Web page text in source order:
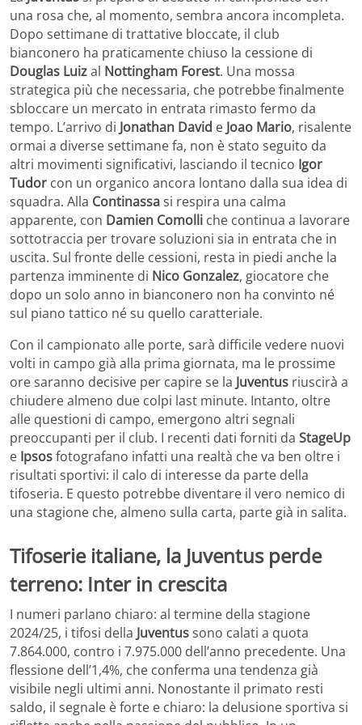
una rosa che, al momento, sembra ancora incompleta.
Dopo settimane di trattative bloccate, il club
bianconero ha praticamente chiuso la cessione di
Douglas Luizal Nottingham Forest. Una mossa
strategica più che necessaria, che potrebbe finalmente
sbloccare un mercato in entrata rimasto fermo da
tempo. L’arrivo di Jonathan David e Joao Mario, risalente
ormai a diverse settimane fa, non è stato seguito da
altri movimenti significativi, lasciando il tecnico Igor
Tudor con un organico ancora lontano dalla sua idea di
squadra. Alla Continassasi respira una calma
apparente, con Damien Comolli che continua a lavorare
sottotraccia per trovare soluzioni sia in entrata che in
uscita. Sul fronte delle cessioni, resta in piedi anche la
partenza imminente di Nico Gonzalez, giocatore che
dopo un solo anno in bianconero non ha convinto né
sul piano tattico né su quello caratteriale.
Con il campionato alle porte, sarà difficile vedere nuovi
volti in campo già alla prima giornata, ma le prossime
ore saranno decisive per capire se la Juventus riuscirà a
chiudere almeno due colpi last minute. Intanto, oltre
alle questioni di campo, emergono altri segnali
preoccupanti per il club. I recenti dati forniti da StageUp
e Ipsosfotografano infatti una realtà che va ben oltre i
risultati sportivi: il calo di interesse da parte della
tifoseria. E questo potrebbe diventare il vero nemico di
una stagione che, almeno sulla carta, parte già in salita.
Tifoserie italiane, la Juventus perde
terreno: Inter in crescita
I numeri parlano chiaro: al termine della stagione
2024/25, i tifosi della Juventussono calati a quota
7.864.000, contro i 7.975.000 dell’anno precedente. Una
flessione dell’1,4%, che conferma una tendenza già
visibile negli ultimi anni. Nonostante il primato resti
saldo, il segnale è forte e chiaro: la delusione sportiva si